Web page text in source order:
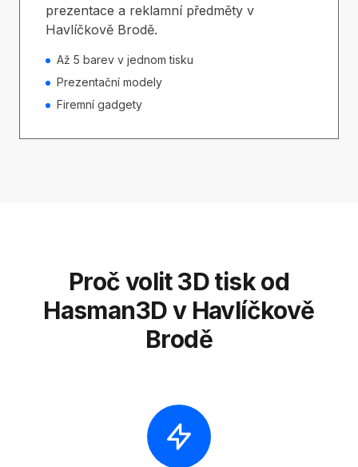
prezentace a reklamní předměty v
Havlíčkově Brodě.
Až 5 barev v jednom tisku
Prezentační modely
Firemní gadgety
Proč volit 3D tisk od
Hasman3D v Havlíčkově
Brodě